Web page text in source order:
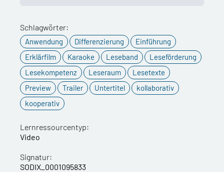
Schlagwörter:
Anwendung Differenzierung
Einführung
Erklärfilm
Karaoke Leseband
Leseförderung
Lesekompetenz
Leseraum
Lesetexte
Preview
Trailer Untertitel
kollaborativ
kooperativ
Lernressourcentyp:
Video
Signatur:
SODIX_0001095833